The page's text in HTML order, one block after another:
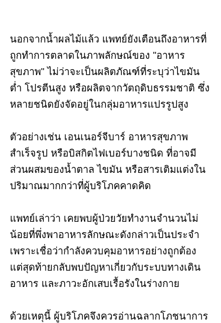
นอกจากน้ำผลไม้แล้ว แพทย์ยังเตือนถึงอาหารที่
ถูกทำการตลาดในภาพลักษณ์ของ "อาหาร
สุขภาพ" ไม่ว่าจะเป็นผลิตภัณฑ์ที่ระบุว่าไขมัน
ต่ำ โปรตีนสูง หรือผลิตจากวัตถุดิบธรรมชาติ ซึ่ง
หลายชนิดยังจัดอยู่ในกลุ่มอาหารแปรรูปสูง
ตัวอย่างเช่น เอนเนอร์จีบาร์ อาหารสุขภาพ
สำเร็จรูป หรือบิสกิตไฟเบอร์บางชนิด ที่อาจมี
ส่วนผสมของน้ำตาล ไขมัน หรือสารเติมแต่งใน
ปริมาณมากกว่าที่ผู้บริโภคคาดคิด
แพทย์เล่าว่า เคยพบผู้ป่วยวัยทำงานจำนวนไม่
น้อยที่พึ่งพาอาหารลักษณะดังกล่าวเป็นประจำ
เพราะเชื่อว่ากำลังควบคุมอาหารอย่างถูกต้อง
แต่สุดท้ายกลับพบปัญหาเกี่ยวกับระบบทางเดิน
อาหาร และภาวะอักเสบเรื้อรังในร่างกาย
ด้วยเหตุนี้ ผู้บริโภคจึงควรอ่านฉลากโภชนาการ